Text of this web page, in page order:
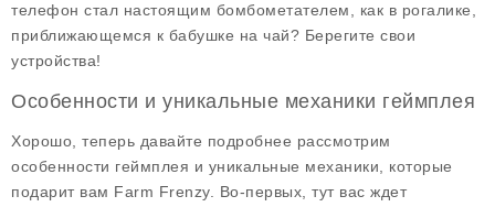
телефон стал настоящим бомбометателем, как в рогалике,
приближающемся к бабушке на чай? Берегите свои
устройства!
Особенности и уникальные механики геймплея
Хорошо, теперь давайте подробнее рассмотрим
особенности геймплея и уникальные механики, которые
подарит вам Farm Frenzy. Во-первых, тут вас ждет